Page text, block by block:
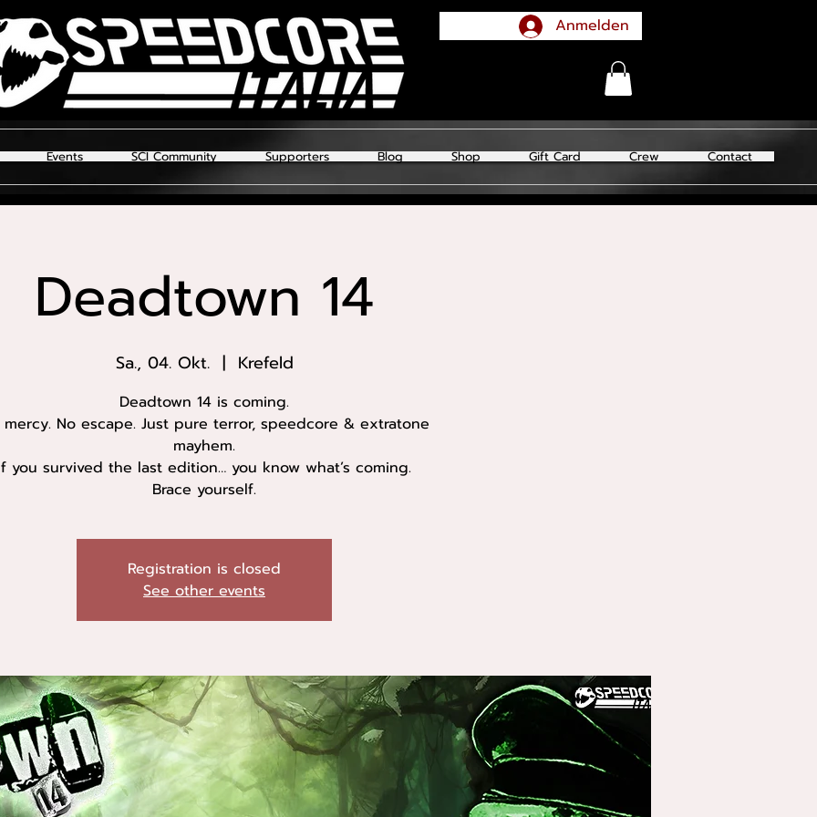
Events SCI Community Supporters Blog Shop Gift Card Crew Contact
Anmelden
Deadtown 14
Sa., 04. Okt.
  |
Krefeld
Deadtown 14 is coming.
mercy. No escape. Just pure terror, speedcore & extratone
mayhem.
you survived the last edition… you know what’s coming.
Brace yourself.
Registration is closed
See other events